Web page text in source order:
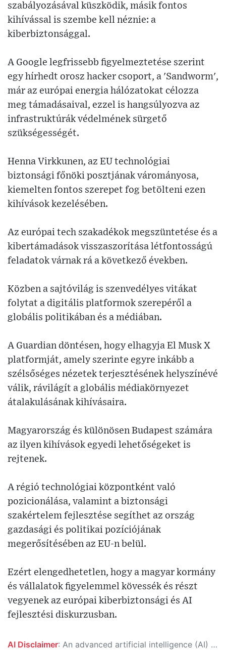
szabályozásával küszködik, másik fontos
kihívással is szembe kell néznie: a
kiberbiztonsággal.
A Google legfrissebb figyelmeztetése szerint
egy hírhedt orosz hacker csoport, a 'Sandworm',
már az európai energia hálózatokat célozza
meg támadásaival, ezzel is hangsúlyozva az
infrastruktúrák védelmének sürgető
szükségességét.
Henna Virkkunen, az EU technológiai
biztonsági főnöki posztjának várományosa,
kiemelten fontos szerepet fog betölteni ezen
kihívások kezelésében.
Az európai tech szakadékok megszüntetése és a
kibertámadások visszaszorítása létfontosságú
feladatok várnak rá a következő években.
Közben a sajtóvilág is szenvedélyes vitákat
folytat a digitális platformok szerepéről a
globális politikában és a médiában.
A Guardian döntésen, hogy elhagyja El Musk X
platformját, amely szerinte egyre inkább a
szélsőséges nézetek terjesztésének helyszínévé
válik, rávilágít a globális médiakörnyezet
átalakulásának kihívásaira.
Magyarország és különösen Budapest számára
az ilyen kihívások egyedi lehetőségeket is
rejtenek.
A régió technológiai központként való
pozicionálása, valamint a biztonsági
szakértelem fejlesztése segíthet az ország
gazdasági és politikai pozíciójának
megerősítésében az EU-n belül.
Ezért elengedhetetlen, hogy a magyar kormány
és vállalatok figyelemmel kövessék és részt
vegyenek az európai kiberbiztonsági és AI
fejlesztési diskurzusban.
AI Disclaimer: An advanced artificial intelligence (AI) system generated the content of this page on its own. This innovative technology conducts extensive research from a variety of reliable sources, performs rigorous fact-checking and verification, cleans up and balances biased or manipulated content, and presents a minimal factual summary that is just enough yet essential for you to function as an informed and educated citizen. Please keep in mind, however, that this system is an evolving technology, and as a result, the article may contain accidental inaccuracies or errors. We urge you to help us improve our site by reporting any inaccuracies you find using the "